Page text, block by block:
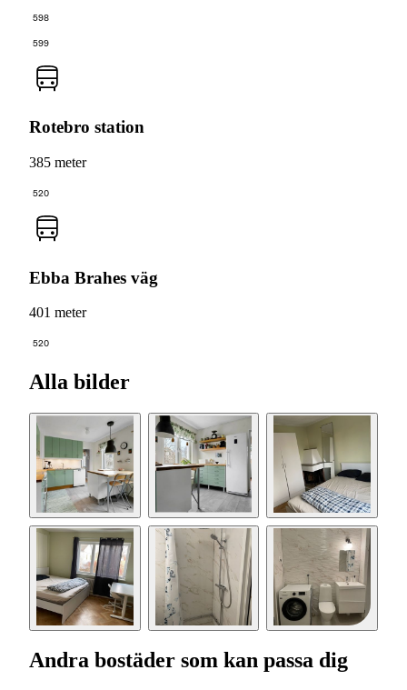
598
599
Rotebro station
385 meter
520
Ebba Brahes väg
401 meter
520
Alla bilder
Andra bostäder som kan passa dig